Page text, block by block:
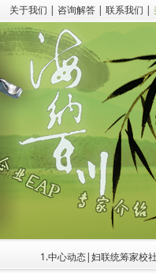
关于我们 | 咨询解答 | 联系我们 |
1.中心动态|妇联统筹家校社